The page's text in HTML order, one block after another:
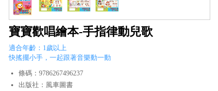
寶寶歡唱繪本-手指律動兒歌
適合年齡：1歲以上
快搖擺小手，一起跟著音樂動一動
條碼：9786267496237
出版社：風車圖書